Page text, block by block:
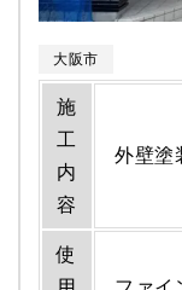
大阪市
施
工
内
容
外壁塗
使